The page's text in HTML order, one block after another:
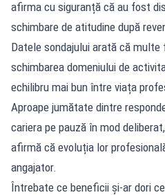
afirma cu siguranță că au fost
schimbare de atitudine după
Datele sondajului arată că multe
schimbarea domeniului de
echilibru mai bun între viața
Aproape jumătate dintre
cariera pe pauză în mod
afirmă că evoluția lor
angajator.
Întrebate ce beneficii și-ar dori